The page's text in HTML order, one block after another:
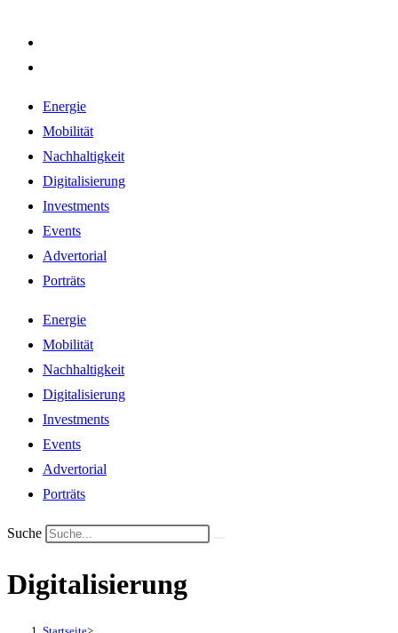
Energie
Mobilität
Nachhaltigkeit
Digitalisierung
Investments
Events
Advertorial
Porträts
Energie
Mobilität
Nachhaltigkeit
Digitalisierung
Investments
Events
Advertorial
Porträts
Suche
Digitalisierung